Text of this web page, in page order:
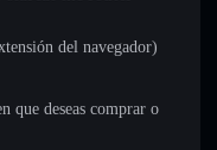
del navegador)
que deseas comprar o